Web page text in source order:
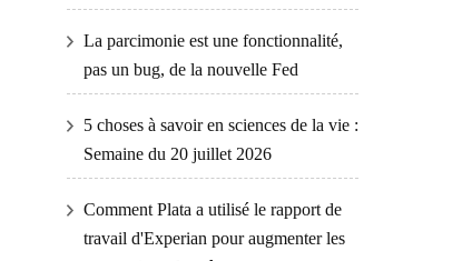
La parcimonie est une fonctionnalité,
pas un bug, de la nouvelle Fed
5 choses à savoir en sciences de la vie :
Semaine du 20 juillet 2026
Comment Plata a utilisé le rapport de
travail d'Experian pour augmenter les